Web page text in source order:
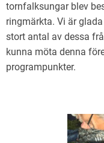
tornfalksungar blev
ringmärkta. Vi är
stort antal av dessa
kunna möta denna
programpunkter.